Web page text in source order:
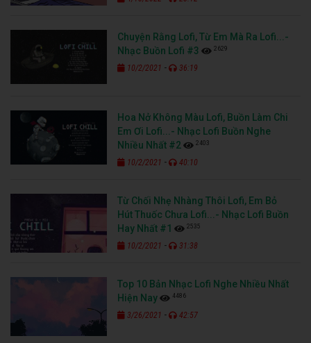
Chuyện Rằng Lofi, Từ Em Mà Ra Lofi...-
Nhạc Buồn Lofi #3
2629
10/2/2021 - 36:19
Hoa Nở Không Màu Lofi, Buồn Làm Chi
Em Ơi Lofi...- Nhạc Lofi Buồn Nghe
Nhiều Nhất #2
2403
10/2/2021 - 40:10
Từ Chối Nhẹ Nhàng Thôi Lofi, Em Bỏ
Hút Thuốc Chưa Lofi...- Nhạc Lofi Buồn
Hay Nhất #1
2535
10/2/2021 - 31:38
Top 10 Bản Nhạc Lofi Nghe Nhiều Nhất
Hiện Nay
4486
3/26/2021 - 42:57